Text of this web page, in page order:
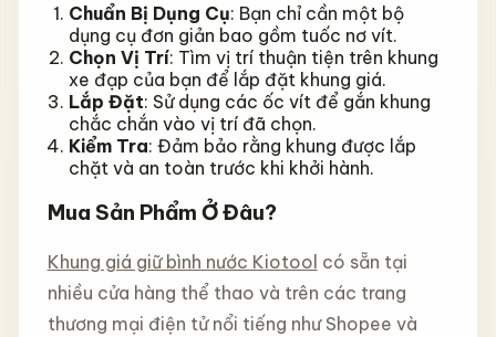
Chuẩn Bị Dụng Cụ: Bạn chỉ cần một bộ
dụng cụ đơn giản bao gồm tuốc nơ vít.
Chọn Vị Trí: Tìm vị trí thuận tiện trên khung
xe đạp của bạn để lắp đặt khung giá.
Lắp Đặt: Sử dụng các ốc vít để gắn khung
chắc chắn vào vị trí đã chọn.
Kiểm Tra: Đảm bảo rằng khung được lắp
chặt và an toàn trước khi khởi hành.
Mua Sản Phẩm Ở Đâu?
Khung giá giữ bình nước Kiotool có sẵn tại
nhiều cửa hàng thể thao và trên các trang
thương mại điện tử nổi tiếng như Shopee và